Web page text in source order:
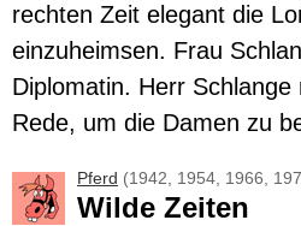
rechten Zeit elegant die
einzuheimsen. Frau
Diplomatin. Herr
Rede, um die Damen zu
Pferd (1942, 1954, 1966,
Wilde Zeiten